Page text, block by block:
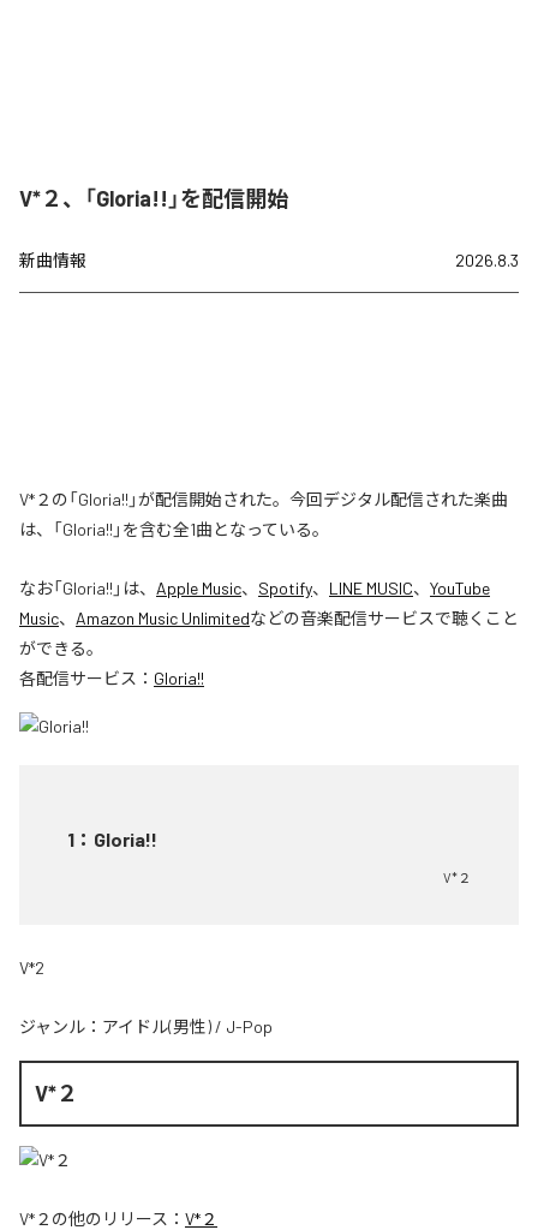
V*２、「Gloria!!」を配信開始
新曲情報 2026.8.3
V*２の「Gloria!!」が配信開始された。今回デジタル配信された楽曲
は、「Gloria!!」を含む全1曲となっている。
なお「Gloria!! 」は、 Apple Music、 Spotify、 LINE MUSIC、 YouTube
Music、 Amazon Music Unlimitedなどの音楽配信サービスで聴くこと
ができる。
各配信サービス： Gloria!!
1 ： Gloria!!
V*２
V*2
ジャンル： アイドル(男性) / J-Pop
V*２
V*２ の他のリリース： V*２